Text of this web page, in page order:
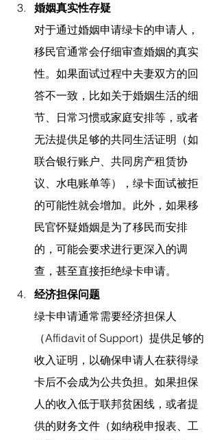
婚姻真实性存疑
对于通过婚姻申请绿卡的申请人，
移民官通常会仔细审查婚姻的真实
性。如果面试过程中夫妻双方的回
答不一致，比如关于婚姻生活的细
节、日常习惯或家庭安排等，或者
无法提供足够的共同生活证明（如
联合银行账户、共同房产租赁协
议、水电账单等），绿卡面试被拒
的可能性就会增加。此外，如果移
民官怀疑婚姻是为了移民而安排
的，可能会要求进行更深入的调
查，甚至直接拒绝绿卡申请。
经济担保问题
绿卡申请通常需要经济担保人
（Affidavit of Support）提供足够的
收入证明，以确保申请人在获得绿
卡后不会成为公共负担。如果担保
人的收入低于联邦贫困线，或者提
供的财务文件（如纳税申报表、工